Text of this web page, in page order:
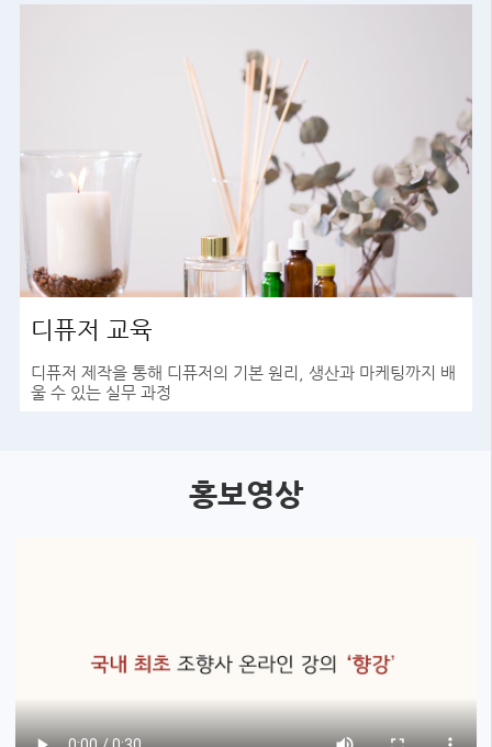
디퓨저 교육
디퓨저 제작을 통해 디퓨저의 기본 원리, 생산과 마케팅까지 배
울 수 있는 실무 과정
홍보영상